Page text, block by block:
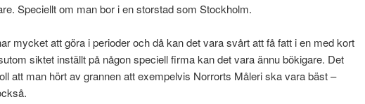
Speciellt om man bor i en storstad som Stockholm.
mycket att göra i perioder och då kan det vara svårt att få fatt i en med kort
siktet inställt på någon speciell firma kan det vara ännu bökigare. Det
att man hört av grannen att exempelvis Norrorts Måleri ska vara bäst –